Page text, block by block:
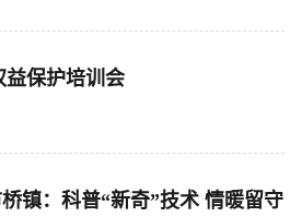
益保护培训会
镇：科普“新奇”技术 情暖留守